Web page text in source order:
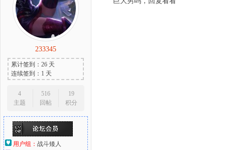
233345
累计签到：26 天
连续签到：1 天
4
主题
516
回帖
19
积分
用户组： 战斗矮人